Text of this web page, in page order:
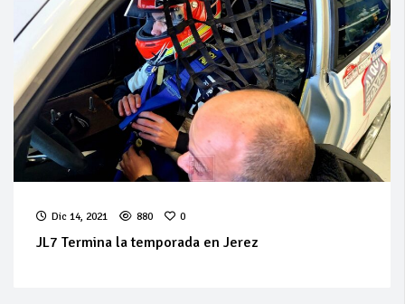
Dic 14, 2021 880 0
JL7 Termina la temporada en Jerez